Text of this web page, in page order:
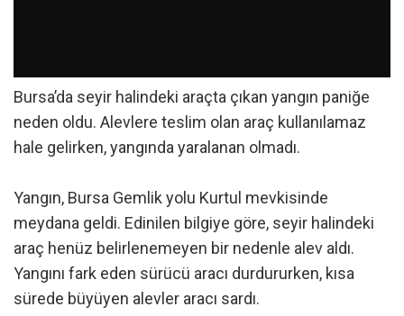
Bursa’da seyir halindeki araçta çıkan yangın paniğe
neden oldu. Alevlere teslim olan araç kullanılamaz
hale gelirken, yangında yaralanan olmadı.
Yangın, Bursa Gemlik yolu Kurtul mevkisinde
meydana geldi. Edinilen bilgiye göre, seyir halindeki
araç henüz belirlenemeyen bir nedenle alev aldı.
Yangını fark eden sürücü aracı durdururken, kısa
sürede büyüyen alevler aracı sardı.